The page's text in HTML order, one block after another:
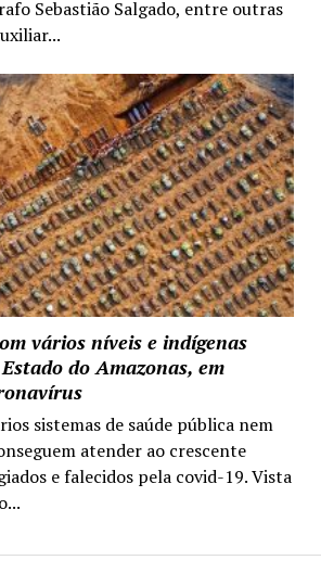
Sebastião Salgado, entre outras
vários níveis e indígenas
do Amazonas, em
sistemas de saúde pública nem
atender ao crescente
e falecidos pela covid-19. Vista